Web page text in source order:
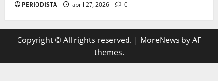
PERIODISTA abril 27, 2026 0
Copyright © All rights reserved. | MoreNews by AF
themes.